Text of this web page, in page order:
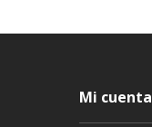
Mi cuenta